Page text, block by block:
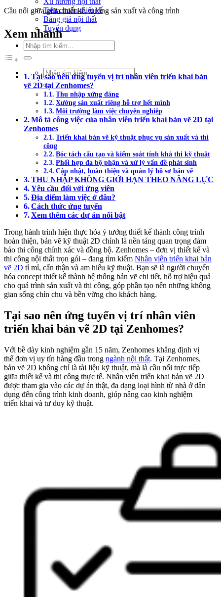
Tiêu chuẩn thiết kế
Bảng giá nội thất
Tuyển dụng
Tìm
kiếm:
Tìm
kiếm:
Cầu nối giữa giữa thiết kế, xưởng sản xuất và công trình
Xem nhanh
Tại sao nên ứng tuyển vị trí nhân viên triển khai bản
vẽ 2D tại Zenhomes?
Thu nhập xứng đáng
Xưởng sản xuất riêng hỗ trợ hết mình
Môi trường làm việc chuyên nghiệp
Mô tả công việc của nhân viên triển khai bản vẽ 2D tại
Zenhomes
Triển khai bản vẽ kỹ thuật phục vụ sản xuất và thi
công
Bóc tách cấu tạo và kiểm soát tính khả thi kỹ thuật
Phối hợp đa bộ phận và xử lý vấn đề phát sinh
Cập nhật, hoàn thiện và quản lý hồ sơ bản vẽ
THU NHẬP KHÔNG GIỚI HẠN THEO NĂNG LỰC
Yêu cầu đối với ứng viên
Địa điểm làm việc ở đâu?
Cách thức ứng tuyển
Xem thêm các dự án nổi bật
Trong hành trình hiện thực hóa ý tưởng thiết kế thành công trình
hoàn thiện, bản vẽ kỹ thuật 2D chính là nền tảng quan trọng đảm
bảo thi công chính xác và đồng bộ. Zenhomes – đơn vị thiết kế và
thi công nội thất trọn gói – đang tìm kiếm Nhân viên triển khai bản
vẽ 2D tỉ mỉ, cẩn thận và am hiểu kỹ thuật. Bạn sẽ là người chuyển
hóa concept thiết kế thành hệ thống bản vẽ chi tiết, hỗ trợ hiệu quả
cho quá trình sản xuất và thi công, góp phần tạo nên những không
gian sống chỉn chu và bền vững cho khách hàng.
Tại sao nên ứng tuyển vị trí nhân viên
triển khai bản vẽ 2D tại Zenhomes?
Với bề dày kinh nghiệm gần 15 năm, Zenhomes khẳng định vị
thế đơn vị uy tín hàng đầu trong ngành nội thất. Tại Zenhomes,
bản vẽ 2D không chỉ là tài liệu kỹ thuật, mà là cầu nối trực tiếp
giữa thiết kế và thi công thực tế. Nhân viên triển khai bản vẽ 2D
được tham gia vào các dự án thật, đa dạng loại hình từ nhà ở dân
dụng đến công trình kinh doanh, giúp nâng cao kinh nghiệm
triển khai và tư duy kỹ thuật.